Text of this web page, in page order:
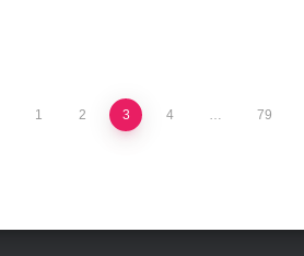
1 2 3 4 … 79